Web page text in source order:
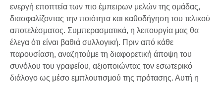
ενεργή εποπτεία των πιο έμπειρων μελών της ομάδας,
διασφαλίζοντας την ποιότητα και καθοδήγηση του τελικού
αποτελέσματος. Συμπερασματικά, η λειτουργία μας θα
έλεγα ότι είναι βαθιά συλλογική. Πριν από κάθε
παρουσίαση, αναζητούμε τη διαφορετική άποψη του
συνόλου του γραφείου, αξιοποιώντας τον εσωτερικό
διάλογο ως μέσο εμπλουτισμού της πρότασης. Αυτή η